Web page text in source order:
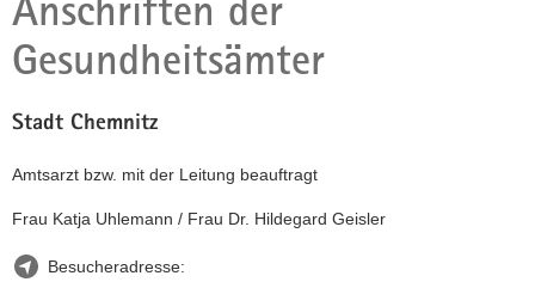
ü
b
e
g
e
e
n
a
v
g
t
n
n
h
a
t
-
B
e
e
c
Gesundheitsämter
Stadt Chemnitz
Amtsarzt bzw. mit der Leitung beauftragt
Frau Katja Uhlemann / Frau Dr. Hildegard Geisler
Besucheradresse: